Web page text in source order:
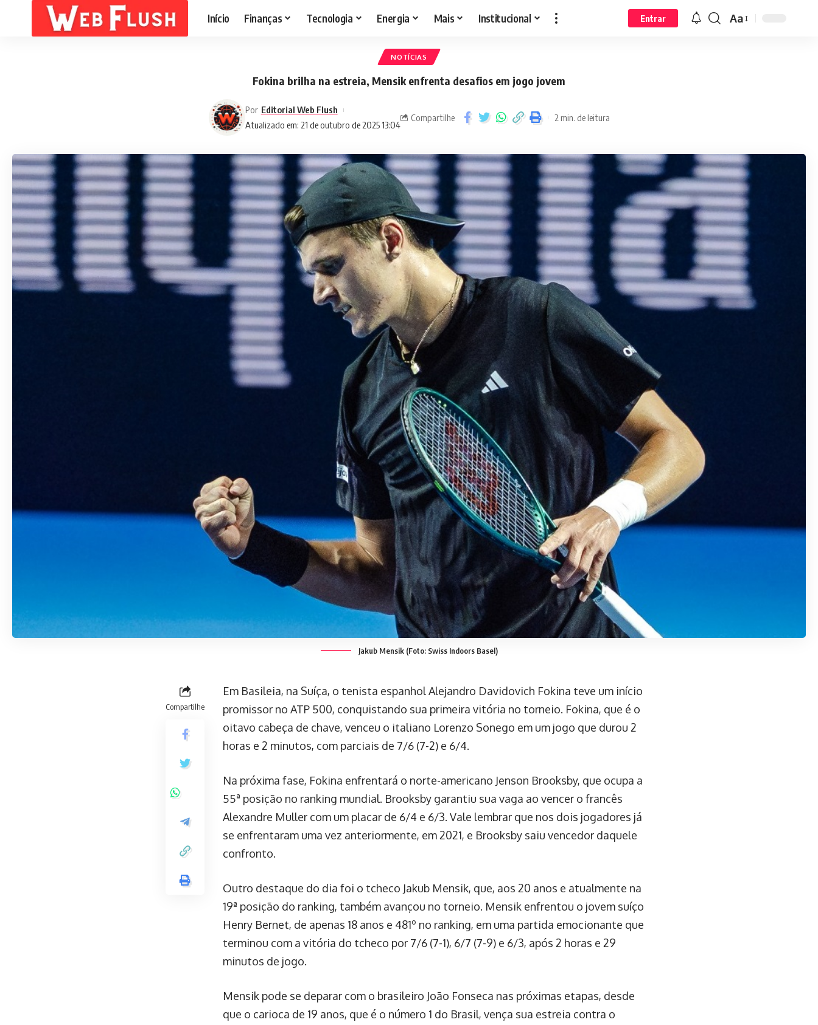
Início Finanças Tecnologia Energia Mais Institucional Entrar Aa
NOTÍCIAS
Fokina brilha na estreia, Mensik enfrenta desafios em jogo jovem
Atualizado em: 21 de outubro de 2025 13:04
Por Editorial Web Flush
Compartilhe 2 min. de leitura
Jakub Mensik (Foto: Swiss Indoors Basel)
Compartilhe
Em Basileia, na Suíça, o tenista espanhol Alejandro Davidovich Fokina teve um início
promissor no ATP 500, conquistando sua primeira vitória no torneio. Fokina, que é o
oitavo cabeça de chave, venceu o italiano Lorenzo Sonego em um jogo que durou 2
horas e 2 minutos, com parciais de 7/6 (7-2) e 6/4.
Na próxima fase, Fokina enfrentará o norte-americano Jenson Brooksby, que ocupa a
55ª posição no ranking mundial. Brooksby garantiu sua vaga ao vencer o francês
Alexandre Muller com um placar de 6/4 e 6/3. Vale lembrar que nos dois jogadores já
se enfrentaram uma vez anteriormente, em 2021, e Brooksby saiu vencedor daquele
confronto.
Outro destaque do dia foi o tcheco Jakub Mensik, que, aos 20 anos e atualmente na
19ª posição do ranking, também avançou no torneio. Mensik enfrentou o jovem suíço
Henry Bernet, de apenas 18 anos e 481º no ranking, em uma partida emocionante que
terminou com a vitória do tcheco por 7/6 (7-1), 6/7 (7-9) e 6/3, após 2 horas e 29
minutos de jogo.
Mensik pode se deparar com o brasileiro João Fonseca nas próximas etapas, desde
que o carioca de 19 anos, que é o número 1 do Brasil, vença sua estreia contra o